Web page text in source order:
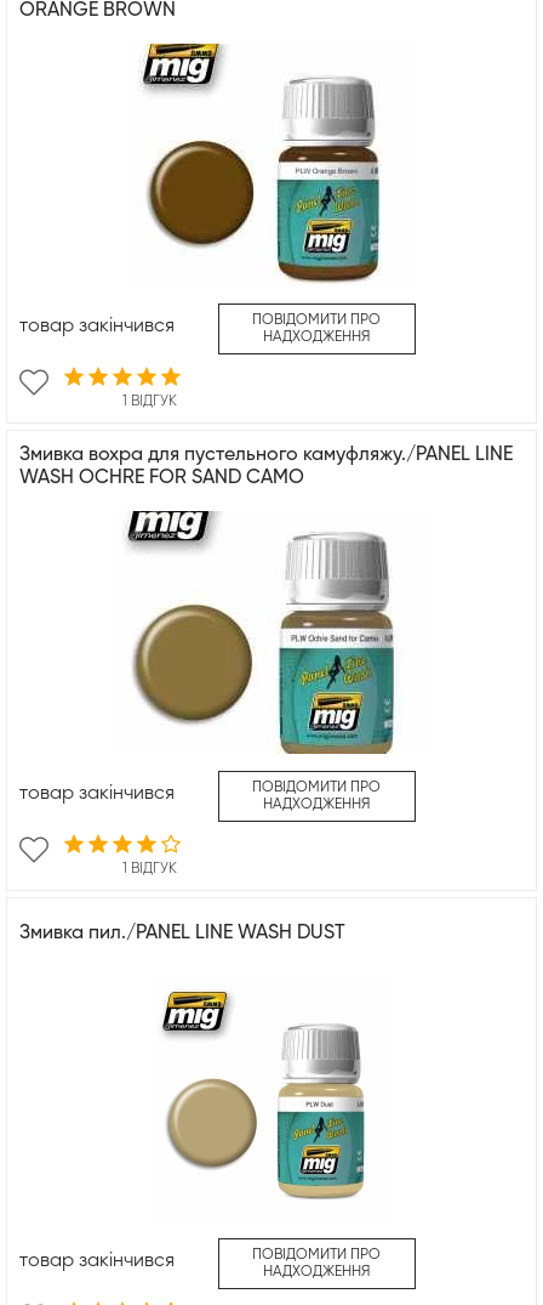
ORANGE BROWN
1 ВІДГУК
товар закінчився
ПОВІДОМИТИ ПРО
НАДХОДЖЕННЯ
Змивка вохра для пустельного камуфляжу./PANEL LINE
WASH OCHRE FOR SAND CAMO
1 ВІДГУК
товар закінчився
ПОВІДОМИТИ ПРО
НАДХОДЖЕННЯ
Змивка пил./PANEL LINE WASH DUST
товар закінчився
ПОВІДОМИТИ ПРО
НАДХОДЖЕННЯ